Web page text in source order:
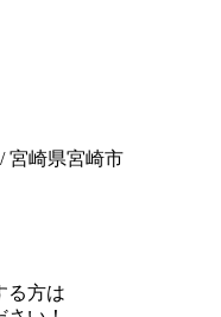
宮崎県宮崎市
る方は